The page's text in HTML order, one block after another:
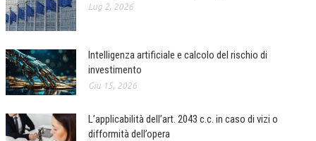
CORSI CE.S.E.D.
DIVENTA SOCIO
LA RIVISTA
Lug 2, 2026
Intelligenza artificiale e calcolo del rischio di
investimento
Giu 15, 2026
L’applicabilità dell’art. 2043 c.c. in caso di vizi o
difformità dell’opera